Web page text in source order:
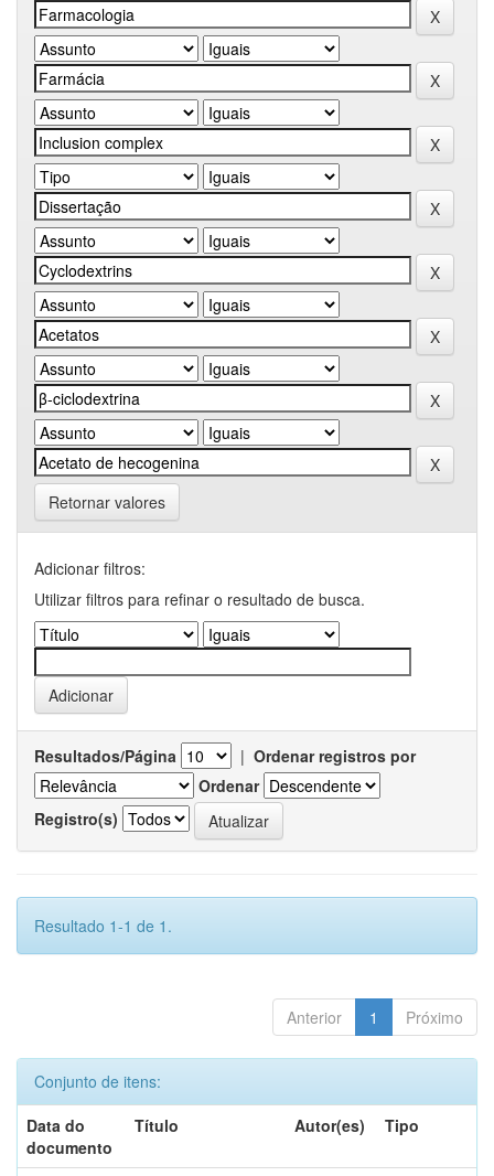
Retornar valores
Adicionar filtros:
Utilizar filtros para refinar o resultado de busca.
Resultados/Página | Ordenar registros por
Ordenar
Registro(s)
Resultado 1-1 de 1.
Anterior 1 Próximo
Conjunto de itens:
Data do
documento
Título Autor(es) Tipo